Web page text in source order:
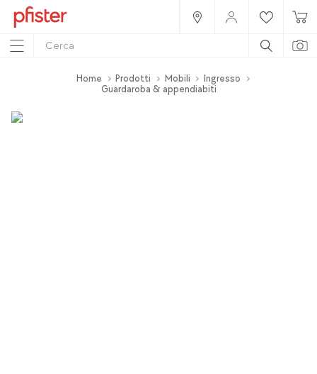
Home Prodotti Mobili
Ingresso
Guardaroba & appendiabiti